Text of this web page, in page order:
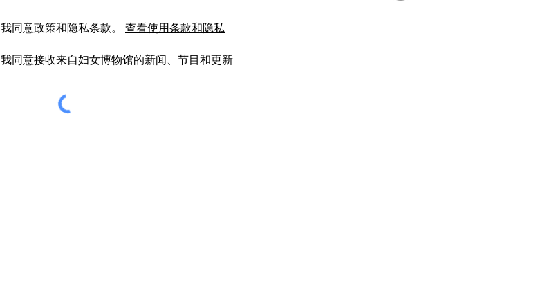
我同意政策和隐私条款。 查看使用条款和隐私
我同意接收来自妇女博物馆的新闻、节目和更新